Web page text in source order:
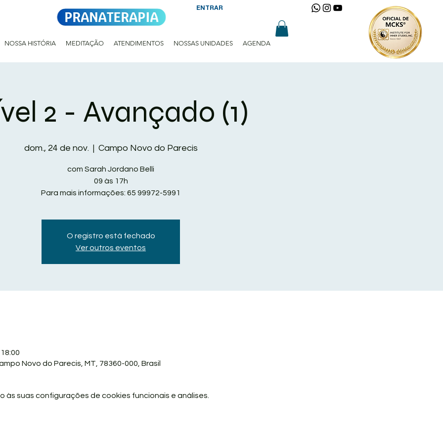
ENTRAR
NOSSA HISTÓRIA MEDITAÇÃO ATENDIMENTOS NOSSAS UNIDADES AGENDA
2 - Avançado (1)
dom., 24 de nov. Campo Novo do Parecis
com Sarah Jordano Belli
09 às 17h
Para mais informações: 65 99972-5991
O registro está fechado
Ver outros eventos
Novo do Parecis, MT, 78360-000, Brasil
às suas configurações de cookies funcionais e análises.